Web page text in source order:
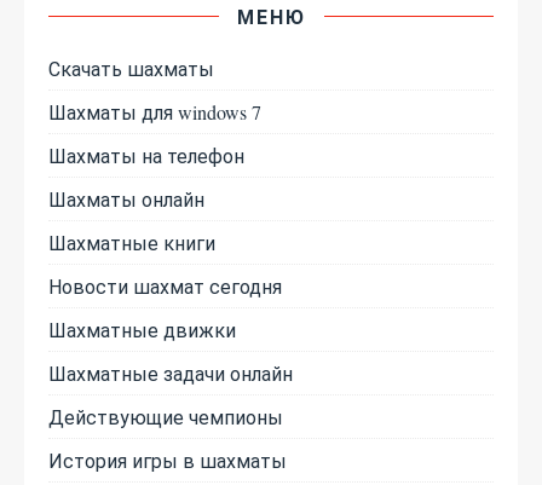
МЕНЮ
Скачать шахматы
Шахматы для windows 7
Шахматы на телефон
Шахматы онлайн
Шахматные книги
Новости шахмат сегодня
Шахматные движки
Шахматные задачи онлайн
Действующие чемпионы
История игры в шахматы